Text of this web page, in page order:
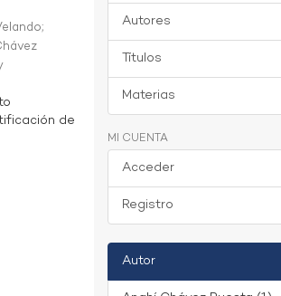
;
de
Autores
Títulos
Materias
MI CUENTA
Acceder
Registro
Autor